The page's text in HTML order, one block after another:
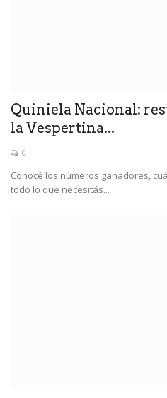
Quiniela Nacional:
la Vespertina...
0
Conocé los números ganadores,
todo lo que necesitás...